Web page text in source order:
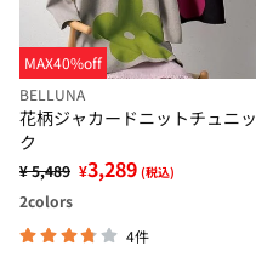
MAX40%off
BELLUNA
花柄ジャカードニットチュニッ
ク
¥ 5,489 ¥3,289 (税込)
2colors
4件